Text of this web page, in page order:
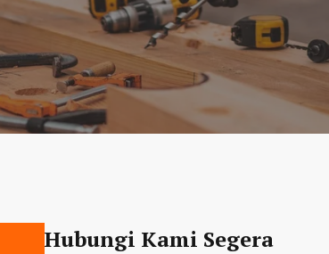
Hubungi Kami Segera